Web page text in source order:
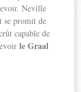
Neville
se promit de
capable de
le Graal